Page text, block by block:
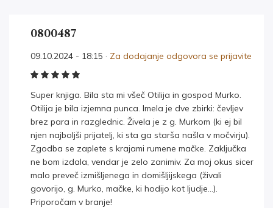
0800487
09.10.2024 - 18:15 · Za dodajanje odgovora se prijavite
Super knjiga. Bila sta mi všeč Otilija in gospod Murko.
Otilija je bila izjemna punca. Imela je dve zbirki: čevljev
brez para in razglednic. Živela je z g. Murkom (ki ej bil
njen najboljši prijatelj, ki sta ga starša našla v močvirju).
Zgodba se zaplete s krajami rumene mačke. Zaključka
ne bom izdala, vendar je zelo zanimiv. Za moj okus sicer
malo preveč izmišljenega in domišljijskega (živali
govorijo, g. Murko, mačke, ki hodijo kot ljudje…).
Priporočam v branje!